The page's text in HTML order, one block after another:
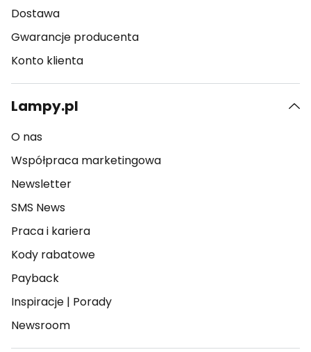
Dostawa
Gwarancje producenta
Konto klienta
Lampy.pl
O nas
Współpraca marketingowa
Newsletter
SMS News
Praca i kariera
Kody rabatowe
Payback
Inspiracje | Porady
Newsroom